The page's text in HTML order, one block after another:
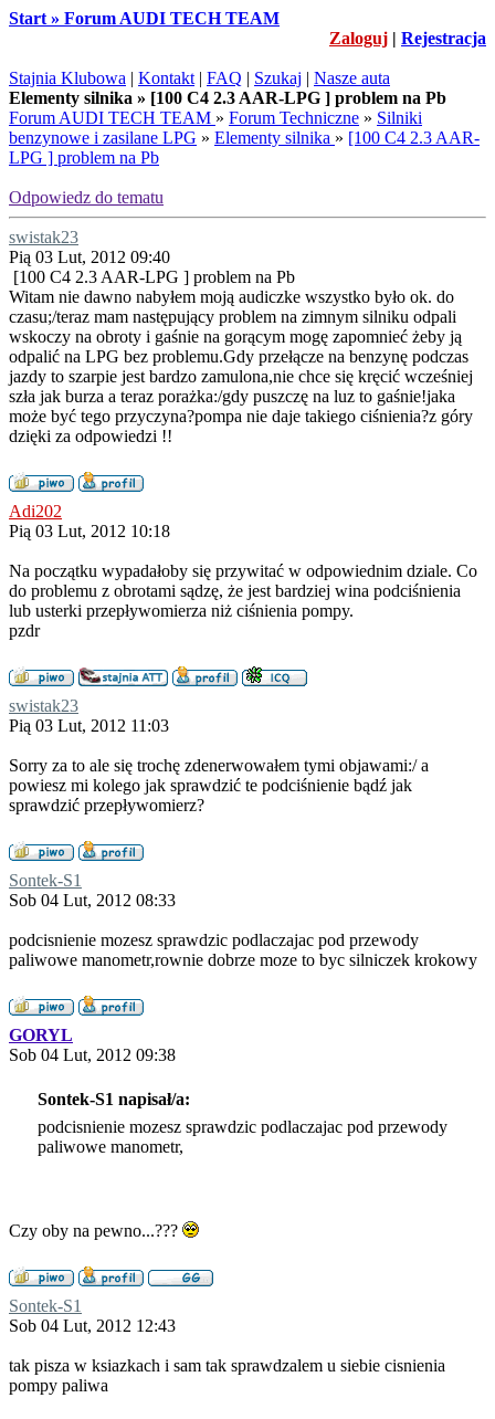
Start » Forum AUDI TECH TEAM
Zaloguj | Rejestracja
Stajnia Klubowa | Kontakt | FAQ | Szukaj | Nasze auta
Elementy silnika » [100 C4 2.3 AAR-LPG ] problem na Pb
Forum AUDI TECH TEAM » Forum Techniczne » Silniki
benzynowe i zasilane LPG » Elementy silnika » [100 C4 2.3 AAR-
LPG ] problem na Pb
Odpowiedz do tematu
swistak23
Pią 03 Lut, 2012 09:40
[100 C4 2.3 AAR-LPG ] problem na Pb
Witam nie dawno nabyłem moją audiczke wszystko było ok. do
czasu;/teraz mam następujący problem na zimnym silniku odpali
wskoczy na obroty i gaśnie na gorącym mogę zapomnieć żeby ją
odpalić na LPG bez problemu.Gdy przełącze na benzynę podczas
jazdy to szarpie jest bardzo zamulona,nie chce się kręcić wcześniej
szła jak burza a teraz porażka:/gdy puszczę na luz to gaśnie!jaka
może być tego przyczyna?pompa nie daje takiego ciśnienia?z góry
dzięki za odpowiedzi !!
Adi202
Pią 03 Lut, 2012 10:18
Na początku wypadałoby się przywitać w odpowiednim dziale. Co
do problemu z obrotami sądzę, że jest bardziej wina podciśnienia
lub usterki przepływomierza niż ciśnienia pompy.
pzdr
swistak23
Pią 03 Lut, 2012 11:03
Sorry za to ale się trochę zdenerwowałem tymi objawami:/ a
powiesz mi kolego jak sprawdzić te podciśnienie bądź jak
sprawdzić przepływomierz?
Sontek-S1
Sob 04 Lut, 2012 08:33
podcisnienie mozesz sprawdzic podlaczajac pod przewody
paliwowe manometr,rownie dobrze moze to byc silniczek krokowy
GORYL
Sob 04 Lut, 2012 09:38
Sontek-S1 napisał/a:
podcisnienie mozesz sprawdzic podlaczajac pod przewody
paliwowe manometr,
Czy oby na pewno...???
Sontek-S1
Sob 04 Lut, 2012 12:43
tak pisza w ksiazkach i sam tak sprawdzalem u siebie cisnienia
pompy paliwa